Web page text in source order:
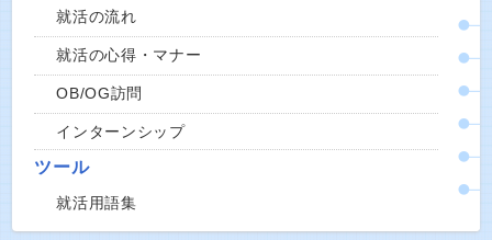
就活の流れ
就活の心得・マナー
OB/OG訪問
インターンシップ
ツール
就活用語集